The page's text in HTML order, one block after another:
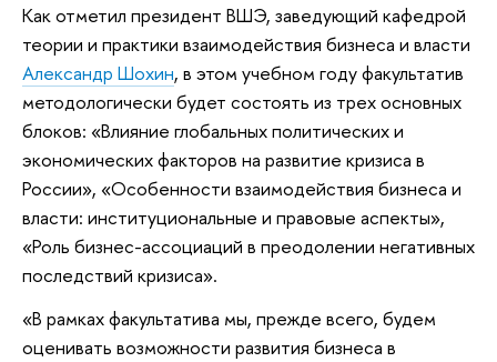
Как отметил президент ВШЭ, заведующий кафедрой
теории и практики взаимодействия бизнеса и власти
Александр Шохин, в этом учебном году факультатив
методологически будет состоять из трех основных
блоков: «Влияние глобальных политических и
экономических факторов на развитие кризиса в
России», «Особенности взаимодействия бизнеса и
власти: институциональные и правовые аспекты»,
«Роль бизнес-ассоциаций в преодолении негативных
последствий кризиса».
«В рамках факультатива мы, прежде всего, будем
оценивать возможности развития бизнеса в